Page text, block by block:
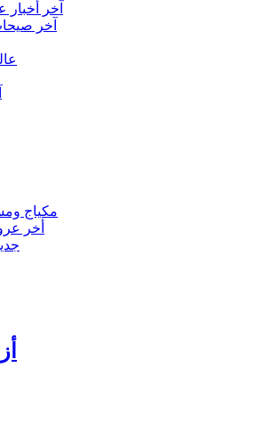
آخر أخبار
آخر
مكياج
أخر